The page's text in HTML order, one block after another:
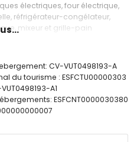
électriques, four électrique,
réfrigérateur-congélateur,
mixeur et grille-pain
chacune avec lit double et
2 lits simples et ventilateur
simple, baignoire/douche et
CV-VUT0498193-A
du tourisme : ESFCTU00000303
A1
ESFCNT0000030380